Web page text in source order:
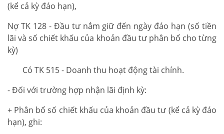
(kể cả kỳ đáo hạn),
Nợ TK 128 - Đầu tư nắm giữ đến ngày đáo hạn (số tiền
lãi và số chiết khấu của khoản đầu tư phân bổ cho từng
kỳ)
Có TK 515 - Doanh thu hoạt động tài chính.
- Đối với trường hợp nhận lãi định kỳ:
+ Phân bổ số chiết khấu của khoản đầu tư (kể cả kỳ đáo
hạn), ghi: